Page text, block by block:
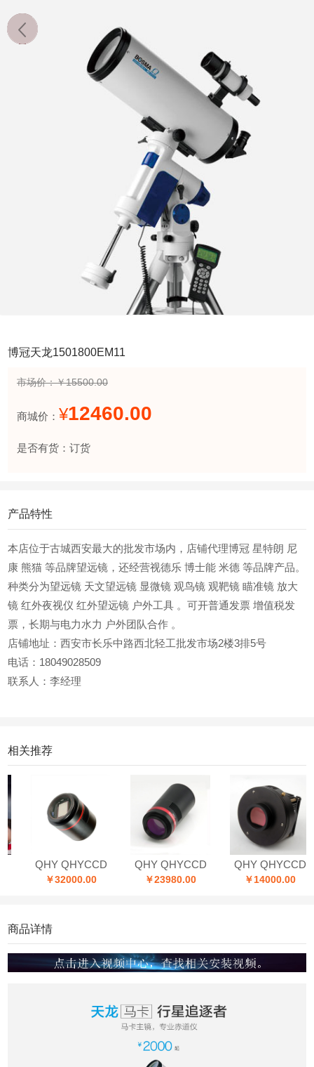
博冠天龙1501800EM11
市场价：￥15500.00
商城价： ¥12460.00
是否有货：订货
产品特性
本店位于古城西安最大的批发市场内，店铺代理博冠 星特朗 尼
康 熊猫 等品牌望远镜，还经营视德乐 博士能 米德 等品牌产品。
种类分为望远镜 天文望远镜 显微镜 观鸟镜 观靶镜 瞄准镜 放大
镜 红外夜视仪 红外望远镜 户外工具 。可开普通发票 增值税发
票，长期与电力水力 户外团队合作 。
店铺地址：西安市长乐中路西北轻工批发市场2楼3排5号
电话：18049028509
联系人：李经理
相关推荐
QHY QHYCCD
￥32000.00
QHY QHYCCD
￥23980.00
QHY QHYCCD
￥14000.00
商品详情